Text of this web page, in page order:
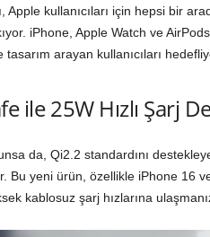
Apple kullanıcıları için hepsi bir
iPhone, Apple Watch ve
arayan kullanıcıları
ile 25W Hızlı Şarj
da, Qi2.2 standardını
Bu yeni ürün, özellikle iPhone 16
kablosuz şarj hızlarına